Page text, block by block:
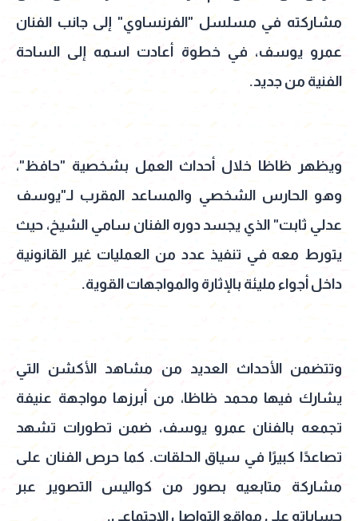
مشاركته في مسلسل "الفرنساوي" إلى جانب الفنان
عمرو يوسف، في خطوة أعادت اسمه إلى الساحة
الفنية من جديد.
ويظهر ظاظا خلال أحداث العمل بشخصية "حافظ"،
وهو الحارس الشخصي والمساعد المقرب لـ"يوسف
عدلي ثابت" الذي يجسد دوره الفنان سامي الشيخ، حيث
يتورط معه في تنفيذ عدد من العمليات غير القانونية
داخل أجواء مليئة بالإثارة والمواجهات القوية.
وتتضمن الأحداث العديد من مشاهد الأكشن التي
يشارك فيها محمد ظاظا، من أبرزها مواجهة عنيفة
تجمعه بالفنان عمرو يوسف، ضمن تطورات تشهد
تصاعدًا كبيرًا في سياق الحلقات. كما حرص الفنان على
مشاركة متابعيه بصور من كواليس التصوير عبر
حساباته على مواقع التواصل الاجتماعي.